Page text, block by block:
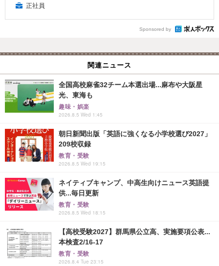
正社員
Sponsored by
関連ニュース
全国高校麻雀32チーム本選出場...麻布や大阪星
光、東海も
趣味・娯楽
2026.8.5 Wed 1:45
朝日新聞出版「英語に強くなる小学校選び2027」
209校収録
教育・受験
2026.8.5 Wed 19:15
ネイティブキャンプ、中高生向けニュース英語提
供...毎日更新
教育・受験
2026.8.5 Wed 18:15
【高校受験2027】群馬県公立高、実施要項公表...
本検査2/16-17
教育・受験
2026.8.4 Tue 23:15